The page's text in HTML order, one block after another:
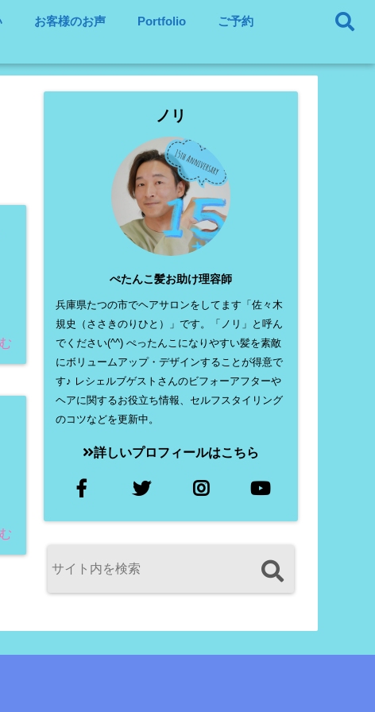
お客様のお声 Portfolio ご予約
ノリ
ぺたんこ髪お助け理容師
兵庫県たつの市でヘアサロンをしてます「佐々木
規史（ささきのりひと）」です。「ノリ」と呼ん
でください(^^) ぺったんこになりやすい髪を素敵
にボリュームアップ・デザインすることが得意で
す♪ レシェルブゲストさんのビフォーアフターや
ヘアに関するお役立ち情報、セルフスタイリング
のコツなどを更新中。
詳しいプロフィールはこちら